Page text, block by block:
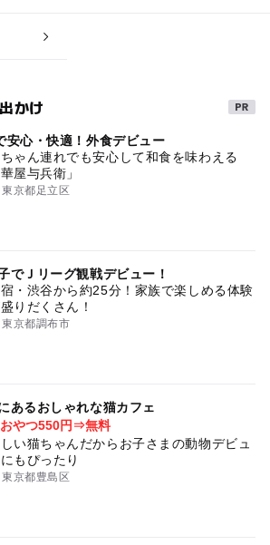
かけ
安心・快適！外食デビュー
ゃん連れでも安心して和食を味わえる
華屋与兵衛」
東京都足立区
Ｊリーグ観戦デビュー！
・渋谷から約25分！家族で楽しめる体験
りだくさん！
東京都調布市
あるおしゃれな猫カフェ
やつ550円⇒無料
い猫ちゃんだからお子さまの動物デビュ
もぴったり
東京都豊島区